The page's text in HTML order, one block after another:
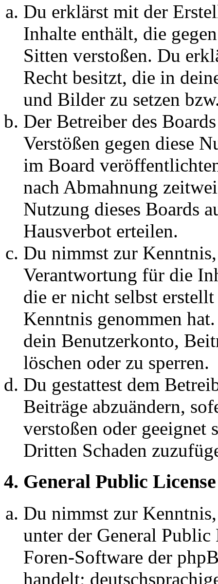
Du erklärst mit der
Inhalte enthält, die
Sitten verstoßen. Du
Recht besitzt, die in
und Bilder zu setzen
Der Betreiber des
Verstößen gegen diese
im Board
nach Abmahnung
Nutzung dieses Boards
Hausverbot erteilen.
Du nimmst zur
Verantwortung für die
die er nicht selbst
Kenntnis genommen
dein Benutzerkonto,
löschen oder zu sperren.
Du gestattest dem
Beiträge abzuändern,
verstoßen oder geeignet
Dritten Schaden
4. General Public License
Du nimmst zur
unter der General
Foren-Software der
handelt;